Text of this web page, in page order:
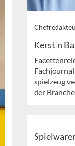
Kerstin
spielzeug
der